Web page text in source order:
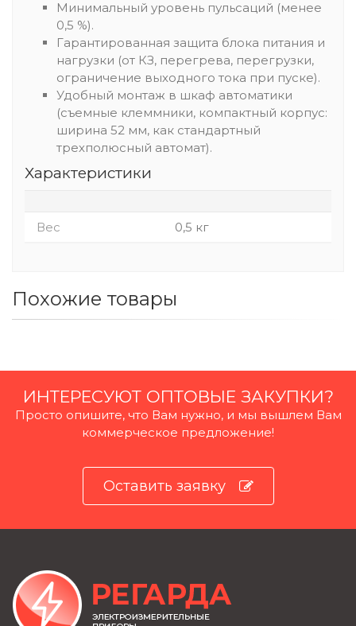
Минимальный уровень пульсаций (менее
0,5 %).
Гарантированная защита блока питания и
нагрузки (от КЗ, перегрева, перегрузки,
ограничение выходного тока при пуске).
Удобный монтаж в шкаф автоматики
(съемные клеммники, компактный корпус:
ширина 52 мм, как стандартный
трехполюсный автомат).
Характеристики
Вес 0,5 кг
Похожие товары
ИНТЕРЕСУЮТ ОПТОВЫЕ ЗАКУПКИ?
Просто опишите, что Вам нужно, и мы вышлем Вам
коммерческое предложение!
Оставить заявку